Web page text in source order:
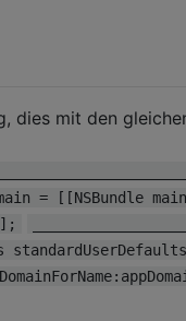
dies mit den
= [[NSBundle